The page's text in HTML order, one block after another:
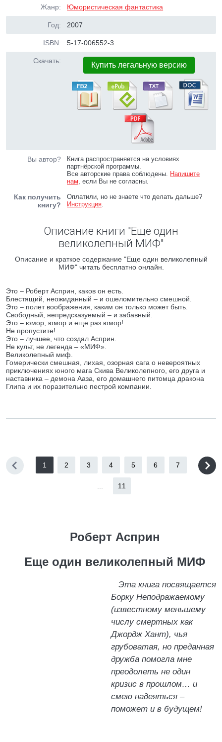
Жанр: Юмористическая фантастика
Год: 2007
ISBN: 5-17-006552-3
Скачать: Купить легальную версию
Вы автор?
Книга распространяется на условиях
партнёрской программы.
Все авторские права соблюдены. Напишите
нам, если Вы не согласны.
Как получить
книгу?
Оплатили, но не знаете что делать дальше?
Инструкция.
Описание книги "Еще один
великолепный МИФ"
Описание и краткое содержание "Еще один великолепный
МИФ" читать бесплатно онлайн.
Это – Роберт Асприн, каков он есть.
Блестящий, неожиданный – и ошеломительно смешной.
Это – полет воображения, каким он только может быть.
Свободный, непредсказуемый – и забавный.
Это – юмор, юмор и еще раз юмор!
Не пропустите!
Это – лучшее, что создал Асприн.
Не культ, не легенда – «МИФ».
Великолепный миф.
Гомерически смешная, лихая, озорная сага о невероятных
приключениях юного мага Скива Великолепного, его друга и
наставника – демона Ааза, его домашнего питомца дракона
Глипа и их поразительно пестрой компании.
1 2 3 4 5 6 7
11
Роберт Асприн
Еще один великолепный МИФ
Эта книга посвящаетcя
Борку Неподражаемому
(известному меньшему
числу смертных как
Джордж Хант), чья
грубоватая, но преданная
дружба помогла мне
преодолеть не один
кризис в прошлом… и
смею надеяться –
поможет и в будущем!